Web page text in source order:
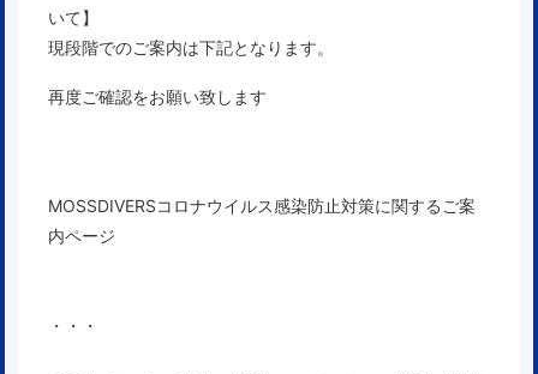
いて】
現段階でのご案内は下記となります。
再度ご確認をお願い致します
MOSSDIVERSコロナウイルス感染防止対策に関するご案
内ページ
・・・